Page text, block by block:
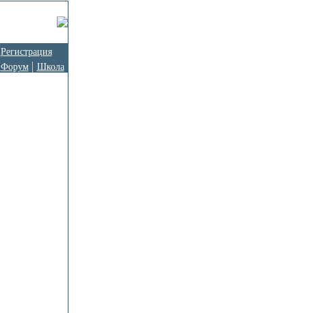
Регистрация
Форум Школа